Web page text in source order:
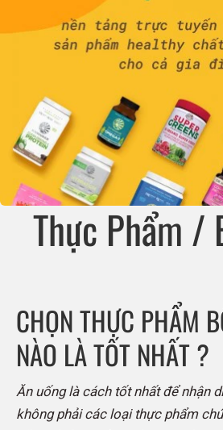
Thực Phẩm /
CHỌN THỰC PHẨM
NÀO LÀ TỐT NHẤT ?
Ăn uống là cách tốt nhất để nhận
không phải các loại thực phẩm